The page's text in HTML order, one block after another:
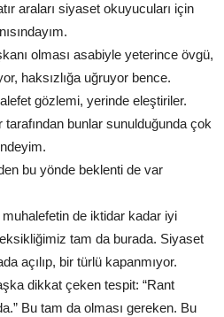
araları siyaset okuyucuları için
olması asabiyle yeterince övgü,
haksızlığa uğruyor bence.
gözlemi, yerinde eleştiriler.
bunlar sunulduğunda çok
bu yönde beklenti de var
de iktidar kadar iyi
tam da burada. Siyaset
açılıp, bir türlü kapanmıyor.
dikkat çeken tespit: “Rant
Bu tam da olması gereken. Bu